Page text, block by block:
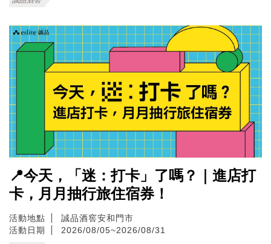
📍今天，「迷：打卡」了嗎？｜進店打
卡，月月抽行旅住宿券！
活動地點
誠品酒窖安和門市
活動日期
2026/08/05~2026/08/31